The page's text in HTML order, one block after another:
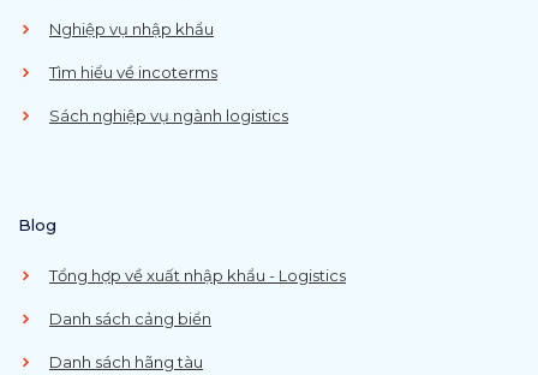
Nghiệp vụ nhập khẩu
Tìm hiểu về incoterms
Sách nghiệp vụ ngành logistics
Blog
Tổng hợp về xuất nhập khẩu - Logistics
Danh sách cảng biển
Danh sách hãng tàu